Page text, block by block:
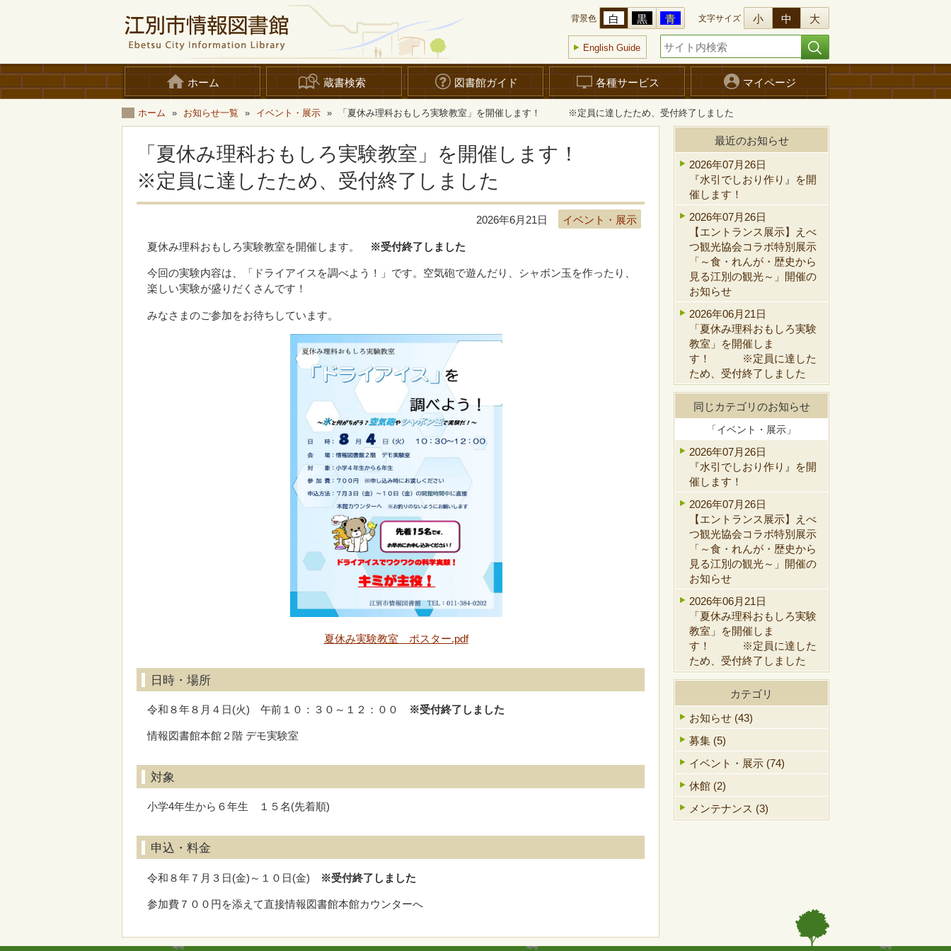
背景色 白 黒 青 文字サイズ 小 中 大
English Guide
ホーム 蔵書検索 図書館ガイド 各種サービス マイページ
ホーム » お知らせ一覧 » イベント・展示 » 「夏休み理科おもしろ実験教室」を開催します！ ※定員に達したため、受付終了しました
「夏休み理科おもしろ実験教室」を開催します！
※定員に達したため、受付終了しました
2026年6月21日 イベント・展示
夏休み理科おもしろ実験教室を開催します。 ※受付終了しました
今回の実験内容は、「ドライアイスを調べよう！」です。空気砲で遊んだり、シャボン玉を作ったり、
楽しい実験が盛りだくさんです！
みなさまのご参加をお待ちしています。
夏休み実験教室 ポスター.pdf
日時・場所
令和８年８月４日(火) 午前１０：３０～１２：００ ※受付終了しました
情報図書館本館２階 デモ実験室
対象
小学4年生から６年生 １５名(先着順)
申込・料金
令和８年７月３日(金)～１０日(金) ※受付終了しました
参加費７００円を添えて直接情報図書館本館カウンターへ
最近のお知らせ
2026年07月26日
『水引でしおり作り』を開
催します！
2026年07月26日
【エントランス展示】えべ
つ観光協会コラボ特別展示
「～食・れんが・歴史から
見る江別の観光～」開催の
お知らせ
2026年06月21日
「夏休み理科おもしろ実験
教室」を開催しま
す！ ※定員に達した
ため、受付終了しました
同じカテゴリのお知らせ
「イベント・展示」
2026年07月26日
『水引でしおり作り』を開
催します！
2026年07月26日
【エントランス展示】えべ
つ観光協会コラボ特別展示
「～食・れんが・歴史から
見る江別の観光～」開催の
お知らせ
2026年06月21日
「夏休み理科おもしろ実験
教室」を開催しま
す！ ※定員に達した
ため、受付終了しました
カテゴリ
お知らせ (43)
募集 (5)
イベント・展示 (74)
休館 (2)
メンテナンス (3)